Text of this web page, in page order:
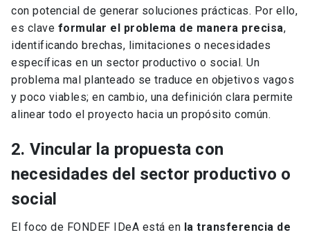
con potencial de generar soluciones prácticas. Por ello,
es clave formular el problema de manera precisa,
identificando brechas, limitaciones o necesidades
específicas en un sector productivo o social. Un
problema mal planteado se traduce en objetivos vagos
y poco viables; en cambio, una definición clara permite
alinear todo el proyecto hacia un propósito común.
2. Vincular la propuesta con
necesidades del sector productivo o
social
El foco de FONDEF IDeA está en la transferencia de